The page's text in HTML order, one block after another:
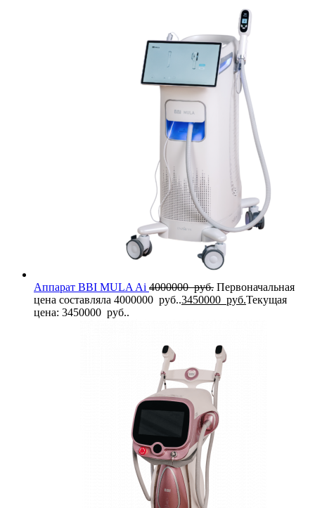
Аппарат BBI MULA Ai 4000000руб. Первоначальная
цена составляла 4000000 руб..3450000 руб.Текущая
цена: 3450000 руб..